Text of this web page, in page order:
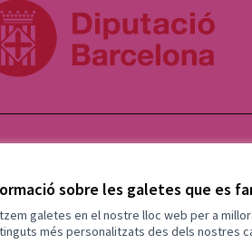
sobre les galetes que es
galetes en el nostre lloc web per a
més personalitzats des dels nostres